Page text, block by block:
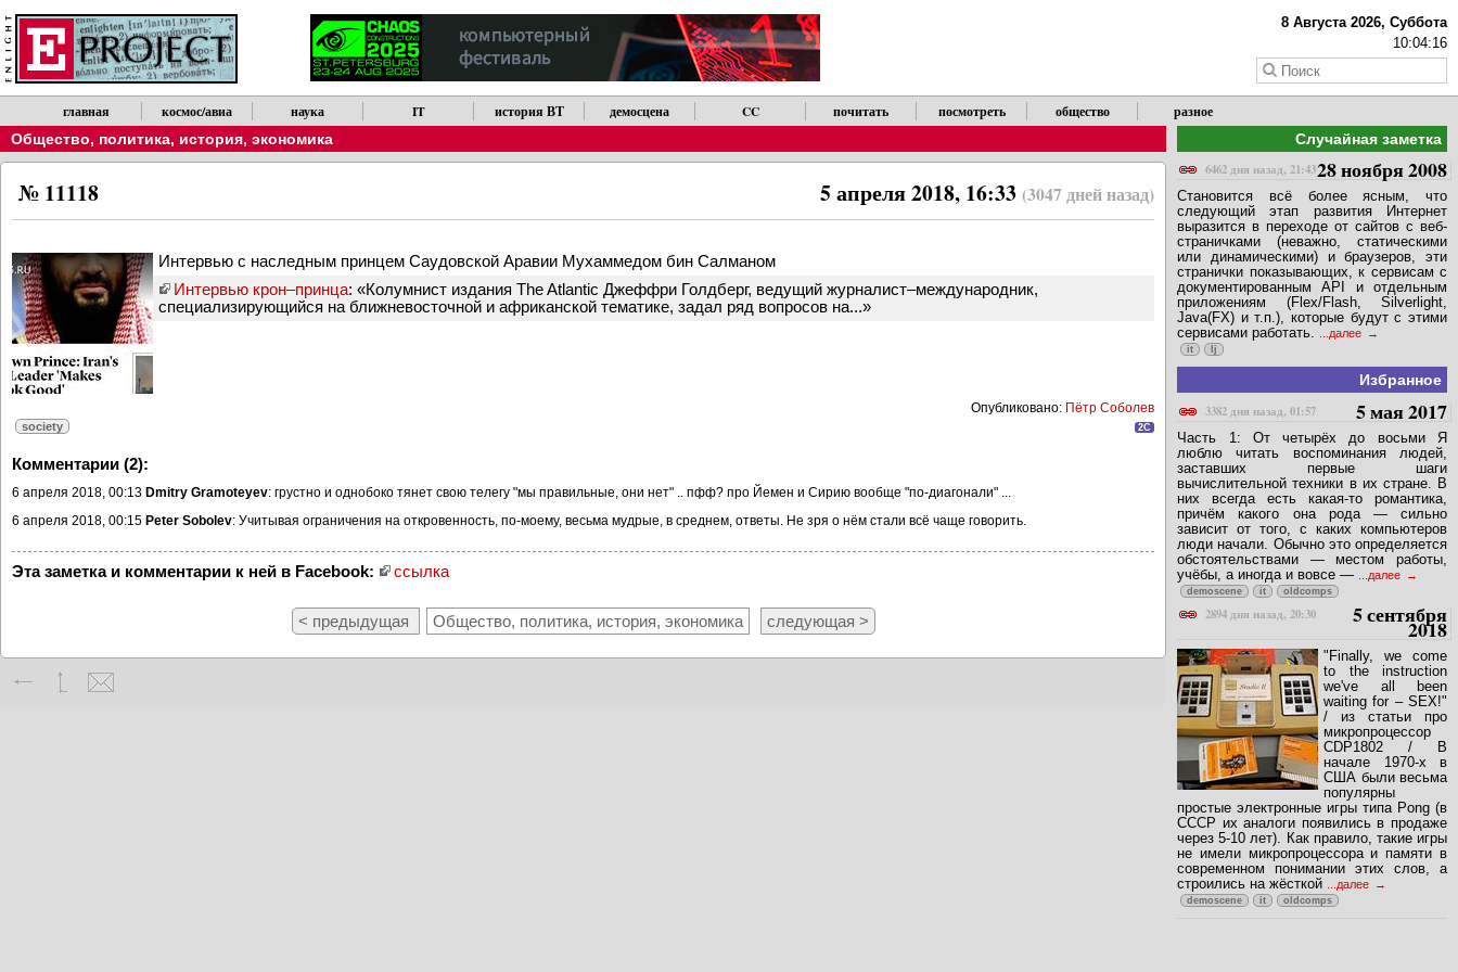
8 Августа 2026, Суббота
10:04:16
главная космос/авиа наука IT история ВТ демосцена CC почитать посмотреть общество разное
Общество, политика, история, экономика
5 апреля 2018, 16:33 (3047 дней назад)
№ 11118
Интервью с наследным принцем Саудовской Аравии Мухаммедом бин Салманом
Интервью крон–принца: «Колумнист издания The Atlantic Джеффри Голдберг, ведущий журналист–международник,
специализирующийся на ближневосточной и африканской тематике, задал ряд вопросов на...»
Опубликовано: Пётр Соболев
society 2C
Комментарии (2):
6 апреля 2018, 00:13 Dmitry Gramoteyev: грустно и однобоко тянет свою телегу "мы правильные, они нет" .. пфф? про Йемен и Сирию вообще "по-диагонали" ...
6 апреля 2018, 00:15 Peter Sobolev: Учитывая ограничения на откровенность, по-моему, весьма мудрые, в среднем, ответы. Не зря о нём стали всё чаще говорить.
Эта заметка и комментарии к ней в Facebook: ссылка
< предыдущая Общество, политика, история, экономика следующая >
Случайная заметка
6462 дня назад, 21:4328 ноября 2008
Становится всё более ясным, что
следующий этап развития Интернет
выразится в переходе от сайтов с веб-
страничками (неважно, статическими
или динамическими) и браузеров, эти
странички показывающих, к сервисам с
документированным API и отдельным
приложениям (Flex/Flash, Silverlight,
Java(FX) и т.п.), которые будут с этими
сервисами работать. ...далее
it lj
Избранное
3382 дня назад, 01:57
5 мая 2017
Часть 1: От четырёх до восьми Я
люблю читать воспоминания людей,
заставших первые шаги
вычислительной техники в их стране. В
них всегда есть какая-то романтика,
причём какого она рода — сильно
зависит от того, с каких компьютеров
люди начали. Обычно это определяется
обстоятельствами — местом работы,
учёбы, а иногда и вовсе —
...далее
demoscene it oldcomps
2894 дня назад, 20:30 5 сентября
2018
"Finally, we come
to the instruction
we've all been
waiting for – SEX!"
/ из статьи про
микропроцессор
CDP1802 / В
начале 1970-х в
США были весьма
популярны
простые электронные игры типа Pong (в
СССР их аналоги появились в продаже
через 5-10 лет). Как правило, такие игры
не имели микропроцессора и памяти в
современном понимании этих слов, а
строились на жёсткой
...далее
demoscene it oldcomps